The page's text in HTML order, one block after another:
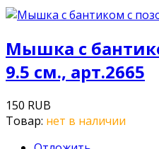
Мышка с
9.5 см., арт.2665
150 RUB
Товар: нет в наличии